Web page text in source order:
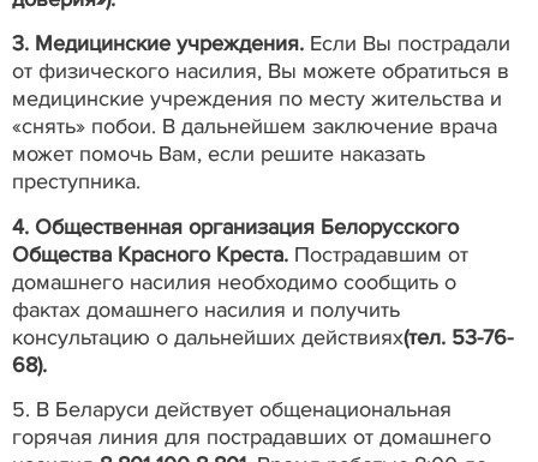
3. Медицинские учреждения. Если Вы пострадали
от физического насилия, Вы можете обратиться в
медицинские учреждения по месту жительства и
«снять» побои. В дальнейшем заключение врача
может помочь Вам, если решите наказать
преступника.
4. Общественная организация Белорусского
Общества Красного Креста. Пострадавшим от
домашнего насилия необходимо сообщить о
фактах домашнего насилия и получить
консультацию о дальнейших действиях(тел. 53-76-
68).
5. В Беларуси действует общенациональная
горячая линия для пострадавших от домашнего